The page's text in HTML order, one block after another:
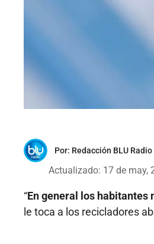
Por: Redacción BLU Radio
Actualizado: 17 de may,
“En general los habitantes
le toca a los recicladores